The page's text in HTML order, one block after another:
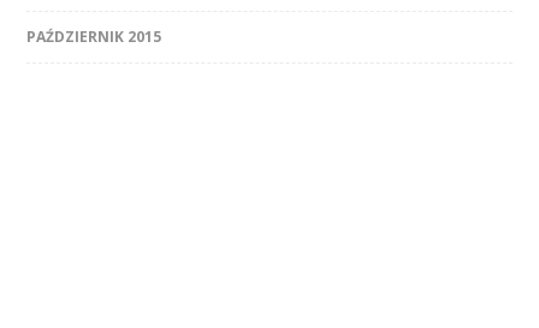
PAŹDZIERNIK 2015